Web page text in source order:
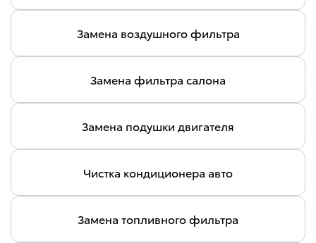
Замена воздушного фильтра
Замена фильтра салона
Замена подушки двигателя
Чистка кондиционера авто
Замена топливного фильтра